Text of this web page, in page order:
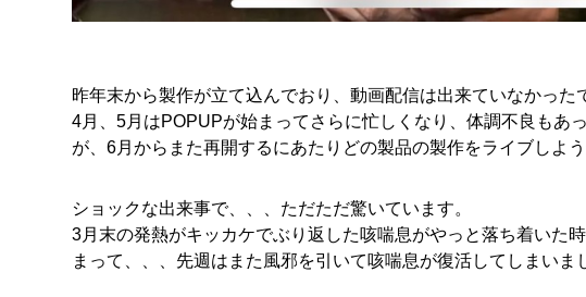
昨年末から製作が立て込んでおり、動画配信は出来ていなかっ
4月、5月はPOPUPが始まってさらに忙しくなり、体調不良もあ
が、6月からまた再開するにあたりどの製品の製作をライブしよ
ショックな出来事で、、、ただただ驚いています。
3月末の発熱がキッカケでぶり返した咳喘息がやっと落ち着いた
まって、、、先週はまた風邪を引いて咳喘息が復活してしまいま